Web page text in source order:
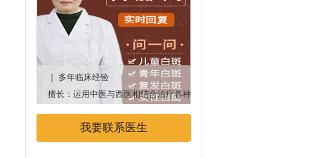
｜ 多年临床经验
擅长：运用中医与西医相结合治疗各种
我要联系医生